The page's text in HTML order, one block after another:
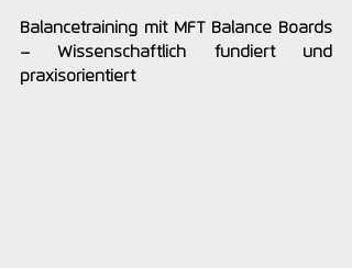
Balancetraining mit MFT Balance Boards
– Wissenschaftlich fundiert und
praxisorientiert